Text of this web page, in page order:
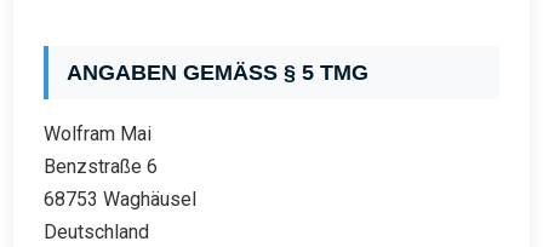
ANGABEN GEMÄSS § 5 TMG
Wolfram Mai
Benzstraße 6
68753 Waghäusel
Deutschland